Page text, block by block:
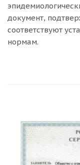
документ,
соответствуют
нормам.